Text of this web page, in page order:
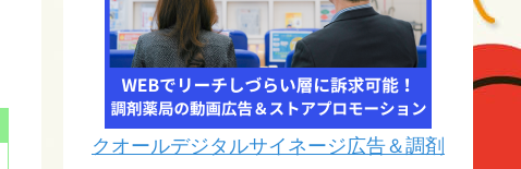
クオールデジタルサイネージ広告＆調剤